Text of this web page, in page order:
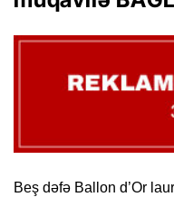
Beş dəfə Ballon d’Or